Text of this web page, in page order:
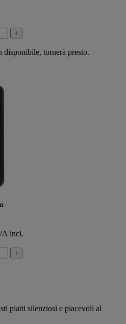
+
disponibile, tornerà presto.
incl.
+
piatti silenziosi e piacevoli al